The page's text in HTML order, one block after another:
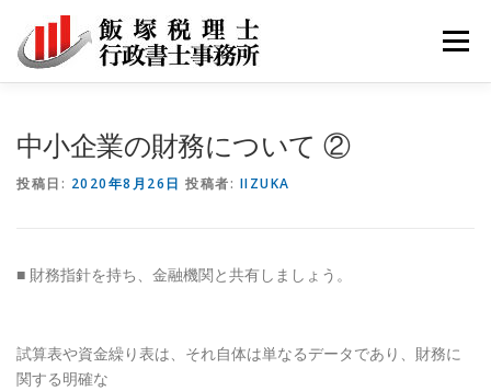
ン
メニュ
中小企業の財務について ②
投稿日: 2020年8月26日 投稿者: IIZUKA
■ 財務指針を持ち、金融機関と共有しましょう。
試算表や資金繰り表は、それ自体は単なるデータであり、財務に
関する明確な